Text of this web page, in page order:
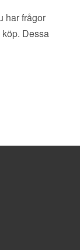
har frågor
Dessa